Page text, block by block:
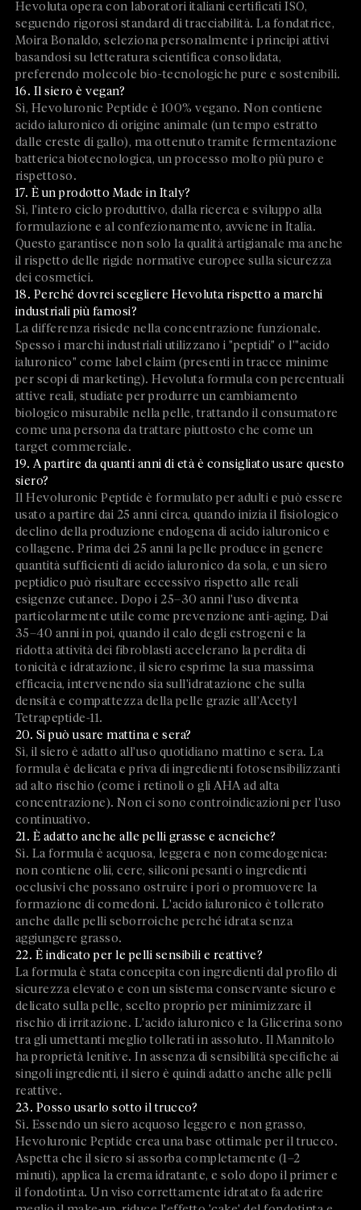
Hevoluta opera con laboratori italiani certificati ISO,
seguendo rigorosi standard di tracciabilità. La fondatrice,
Moira Bonaldo, seleziona personalmente i principi attivi
basandosi su letteratura scientifica consolidata,
preferendo molecole bio-tecnologiche pure e sostenibili.
16. Il siero è vegan?
Sì, Hevoluronic Peptide è 100% vegano. Non contiene
acido ialuronico di origine animale (un tempo estratto
dalle creste di gallo), ma ottenuto tramite fermentazione
batterica biotecnologica, un processo molto più puro e
rispettoso.
17. È un prodotto Made in Italy?
Sì, l'intero ciclo produttivo, dalla ricerca e sviluppo alla
formulazione e al confezionamento, avviene in Italia.
Questo garantisce non solo la qualità artigianale ma anche
il rispetto delle rigide normative europee sulla sicurezza
dei cosmetici.
18. Perché dovrei scegliere Hevoluta rispetto a marchi
industriali più famosi?
La differenza risiede nella concentrazione funzionale.
Spesso i marchi industriali utilizzano i "peptidi" o l'"acido
ialuronico" come label claim (presenti in tracce minime
per scopi di marketing). Hevoluta formula con percentuali
attive reali, studiate per produrre un cambiamento
biologico misurabile nella pelle, trattando il consumatore
come una persona da trattare piuttosto che come un
target commerciale.
19. A partire da quanti anni di età è consigliato usare questo
siero?
Il Hevoluronic Peptide è formulato per adulti e può essere
usato a partire dai 25 anni circa, quando inizia il fisiologico
declino della produzione endogena di acido ialuronico e
collagene. Prima dei 25 anni la pelle produce in genere
quantità sufficienti di acido ialuronico da sola, e un siero
peptidico può risultare eccessivo rispetto alle reali
esigenze cutanee. Dopo i 25–30 anni l'uso diventa
particolarmente utile come prevenzione anti-aging. Dai
35–40 anni in poi, quando il calo degli estrogeni e la
ridotta attività dei fibroblasti accelerano la perdita di
tonicità e idratazione, il siero esprime la sua massima
efficacia, intervenendo sia sull'idratazione che sulla
densità e compattezza della pelle grazie all'Acetyl
Tetrapeptide-11.
20. Si può usare mattina e sera?
Sì, il siero è adatto all'uso quotidiano mattino e sera. La
formula è delicata e priva di ingredienti fotosensibilizzanti
ad alto rischio (come i retinoli o gli AHA ad alta
concentrazione). Non ci sono controindicazioni per l'uso
continuativo.
21. È adatto anche alle pelli grasse e acneiche?
Sì. La formula è acquosa, leggera e non comedogenica:
non contiene olii, cere, siliconi pesanti o ingredienti
occlusivi che possano ostruire i pori o promuovere la
formazione di comedoni. L'acido ialuronico è tollerato
anche dalle pelli seborroiche perché idrata senza
aggiungere grasso.
22. È indicato per le pelli sensibili e reattive?
La formula è stata concepita con ingredienti dal profilo di
sicurezza elevato e con un sistema conservante sicuro e
delicato sulla pelle, scelto proprio per minimizzare il
rischio di irritazione. L'acido ialuronico e la Glicerina sono
tra gli umettanti meglio tollerati in assoluto. Il Mannitolo
ha proprietà lenitive. In assenza di sensibilità specifiche ai
singoli ingredienti, il siero è quindi adatto anche alle pelli
reattive.
23. Posso usarlo sotto il trucco?
Sì. Essendo un siero acquoso leggero e non grasso,
Hevoluronic Peptide crea una base ottimale per il trucco.
Aspetta che il siero si assorba completamente (1–2
minuti), applica la crema idratante, e solo dopo il primer e
il fondotinta. Un viso correttamente idratato fa aderire